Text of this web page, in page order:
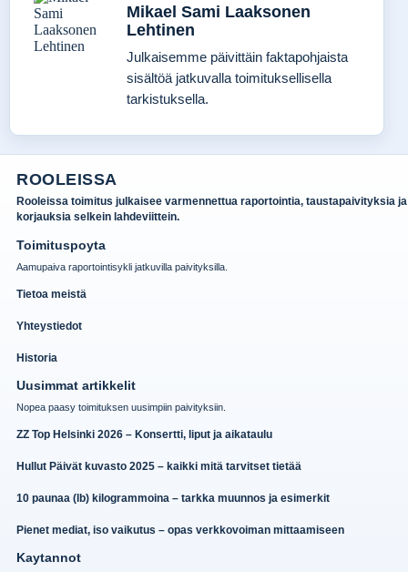
Mikael Sami Laaksonen
Lehtinen
Julkaisemme päivittäin faktapohjaista
sisältöä jatkuvalla toimituksellisella
tarkistuksella.
ROOLEISSA
Rooleissa toimitus julkaisee varmennettua raportointia, taustapaivityksia ja
korjauksia selkein lahdeviittein.
Toimituspoyta
Aamupaiva raportointisykli jatkuvilla paivityksilla.
Tietoa meistä
Yhteystiedot
Historia
Uusimmat artikkelit
Nopea paasy toimituksen uusimpiin paivityksiin.
ZZ Top Helsinki 2026 – Konsertti, liput ja aikataulu
Hullut Päivät kuvasto 2025 – kaikki mitä tarvitset tietää
10 paunaa (lb) kilogrammoina – tarkka muunnos ja esimerkit
Pienet mediat, iso vaikutus – opas verkkovoiman mittaamiseen
Kaytannot